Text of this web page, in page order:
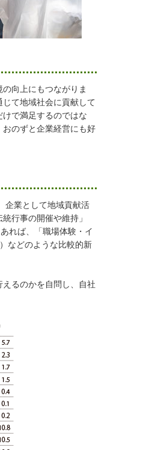
向上にもつながりま
て地域社会に貢献して
で満足するのではな
のずと企業経営にも好
企業として地域貢献活
行事の開催や維持」
れば、「職場体験・イ
などのような比較的新
るのかを自問し、自社